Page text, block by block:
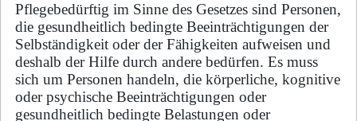
Pflegebedürftig im Sinne des Gesetzes sind Personen,
die gesundheitlich bedingte Beeinträchtigungen der
Selbständigkeit oder der Fähigkeiten aufweisen und
deshalb der Hilfe durch andere bedürfen. Es muss
sich um Personen handeln, die körperliche, kognitive
oder psychische Beeinträchtigungen oder
gesundheitlich bedingte Belastungen oder